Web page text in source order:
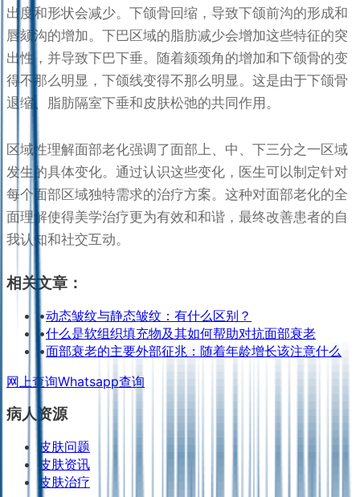
出度和形状会减少。下颌骨回缩，导致下颌前沟的形成和
唇颏沟的增加。下巴区域的脂肪减少会增加这些特征的突
出性，并导致下巴下垂。随着颏颈角的增加和下颌骨的变
得不那么明显，下颌线变得不那么明显。这是由于下颌骨
退缩、脂肪隔室下垂和皮肤松弛的共同作用。
区域性理解面部老化强调了面部上、中、下三分之一区域
发生的具体变化。通过认识这些变化，医生可以制定针对
每个面部区域独特需求的治疗方案。这种对面部老化的全
面理解使得美学治疗更为有效和和谐，最终改善患者的自
我认知和社交互动。
相关文章：
•动态皱纹与静态皱纹：有什么区别？
•什么是软组织填充物及其如何帮助对抗面部衰老
•面部衰老的主要外部征兆：随着年龄增长该注意什么
网上查询Whatsapp查询
病人资源
皮肤问题
皮肤资讯
皮肤治疗